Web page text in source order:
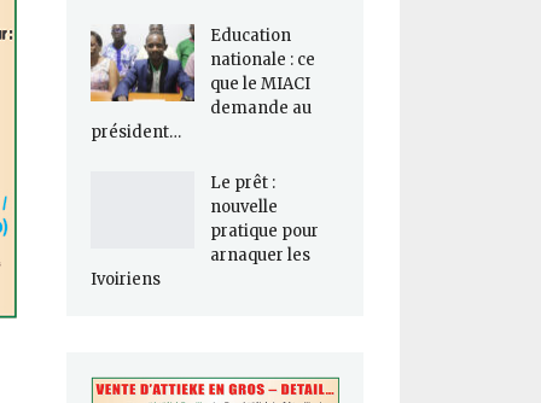
Education
nationale : ce
que le MIACI
demande au
président…
Le prêt :
nouvelle
pratique pour
arnaquer les
Ivoiriens